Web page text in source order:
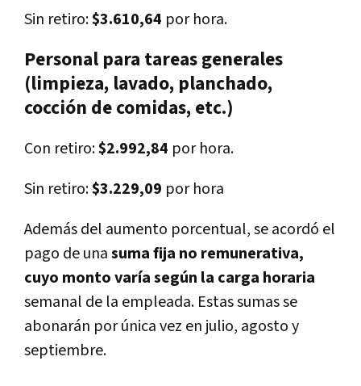
Sin retiro:$3.610,64 por hora.
Personal para tareas generales
(limpieza, lavado, planchado,
cocción de comidas, etc.)
Con retiro:$2.992,84 por hora.
Sin retiro:$3.229,09 por hora
Además del aumento porcentual, se acordó el
pago de unasuma fija no remunerativa,
cuyo monto varía según la carga horaria
semanal de la empleada. Estas sumas se
abonarán por única vez en julio, agosto y
septiembre.